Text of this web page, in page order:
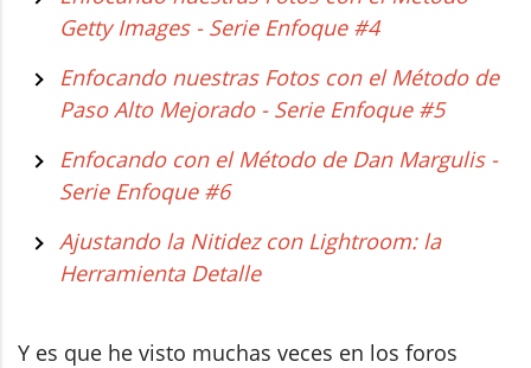
Getty Images - Serie Enfoque #4
Enfocando nuestras Fotos con el Método de
Paso Alto Mejorado - Serie Enfoque #5
Enfocando con el Método de Dan Margulis -
Serie Enfoque #6
Ajustando la Nitidez con Lightroom: la
Herramienta Detalle
Y es que he visto muchas veces en los foros